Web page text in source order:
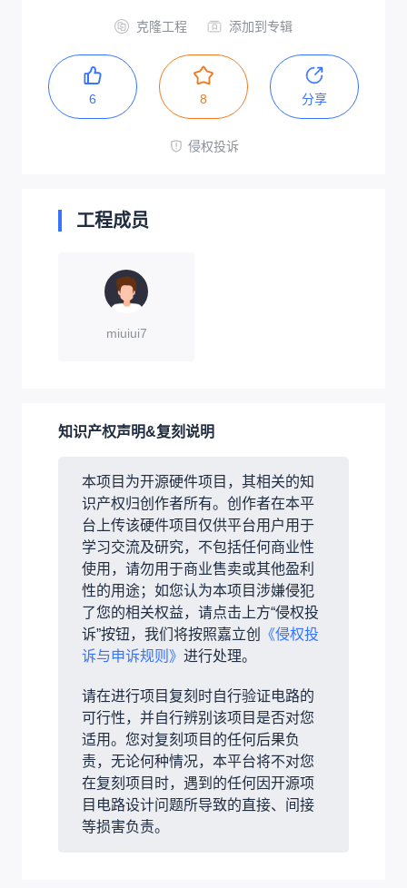
克隆工程 添加到专辑
6 8 分享
侵权投诉
工程成员
miuiui7
知识产权声明&复刻说明
本项目为开源硬件项目，其相关的知
识产权归创作者所有。创作者在本平
台上传该硬件项目仅供平台用户用于
学习交流及研究，不包括任何商业性
使用，请勿用于商业售卖或其他盈利
性的用途；如您认为本项目涉嫌侵犯
了您的相关权益，请点击上方“侵权投
诉”按钮，我们将按照嘉立创
《侵权投
诉与申诉规则》 进行处理。
请在进行项目复刻时自行验证电路的
可行性，并自行辨别该项目是否对您
适用。您对复刻项目的任何后果负
责，无论何种情况，本平台将不对您
在复刻项目时，遇到的任何因开源项
目电路设计问题所导致的直接、间接
等损害负责。